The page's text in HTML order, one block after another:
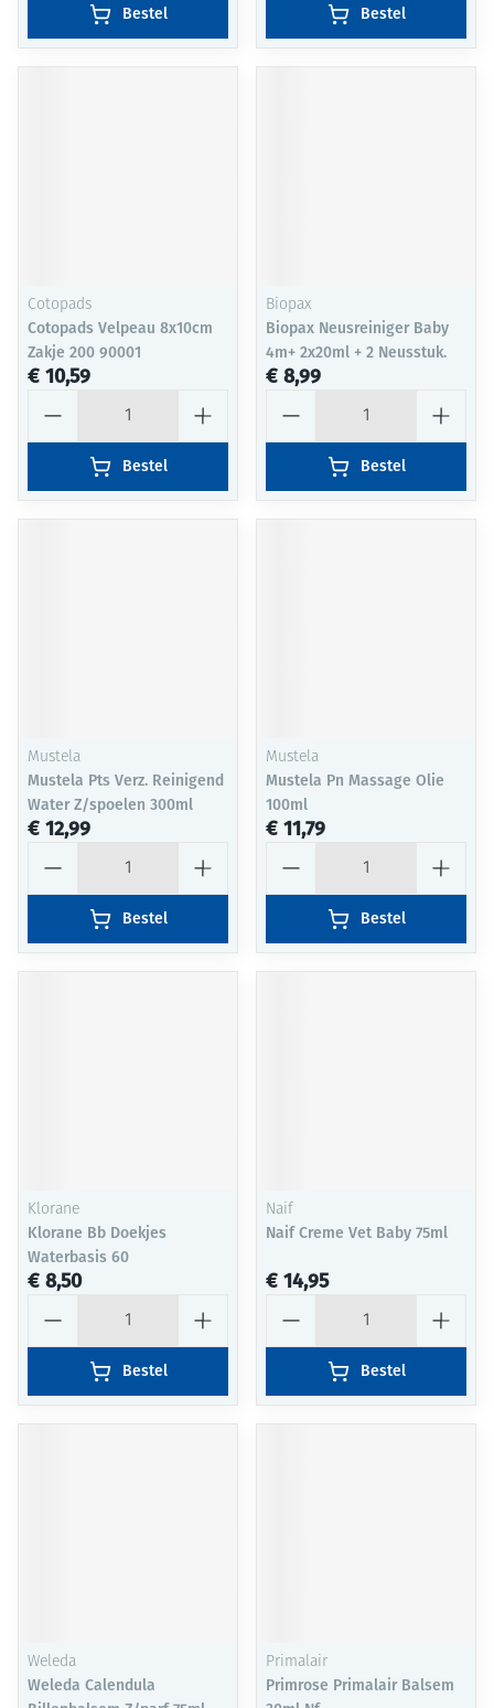
Bestel Bestel
Cotopads
Cotopads Velpeau 8x10cm
Zakje 200 90001
€ 10,59
Bestel
Biopax
Biopax Neusreiniger Baby
4m+ 2x20ml + 2 Neusstuk.
€ 8,99
Bestel
Mustela
Mustela Pts Verz. Reinigend
Water Z/spoelen 300ml
€ 12,99
Bestel
Mustela
Mustela Pn Massage Olie
100ml
€ 11,79
Bestel
Klorane
Klorane Bb Doekjes
Waterbasis 60
€ 8,50
Bestel
Naif
Naif Creme Vet Baby 75ml
€ 14,95
Bestel
Weleda
Weleda Calendula
Primalair
Primrose Primalair Balsem